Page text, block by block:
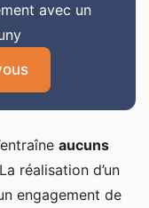
avec un
aucuns
réalisation d’un
engagement de